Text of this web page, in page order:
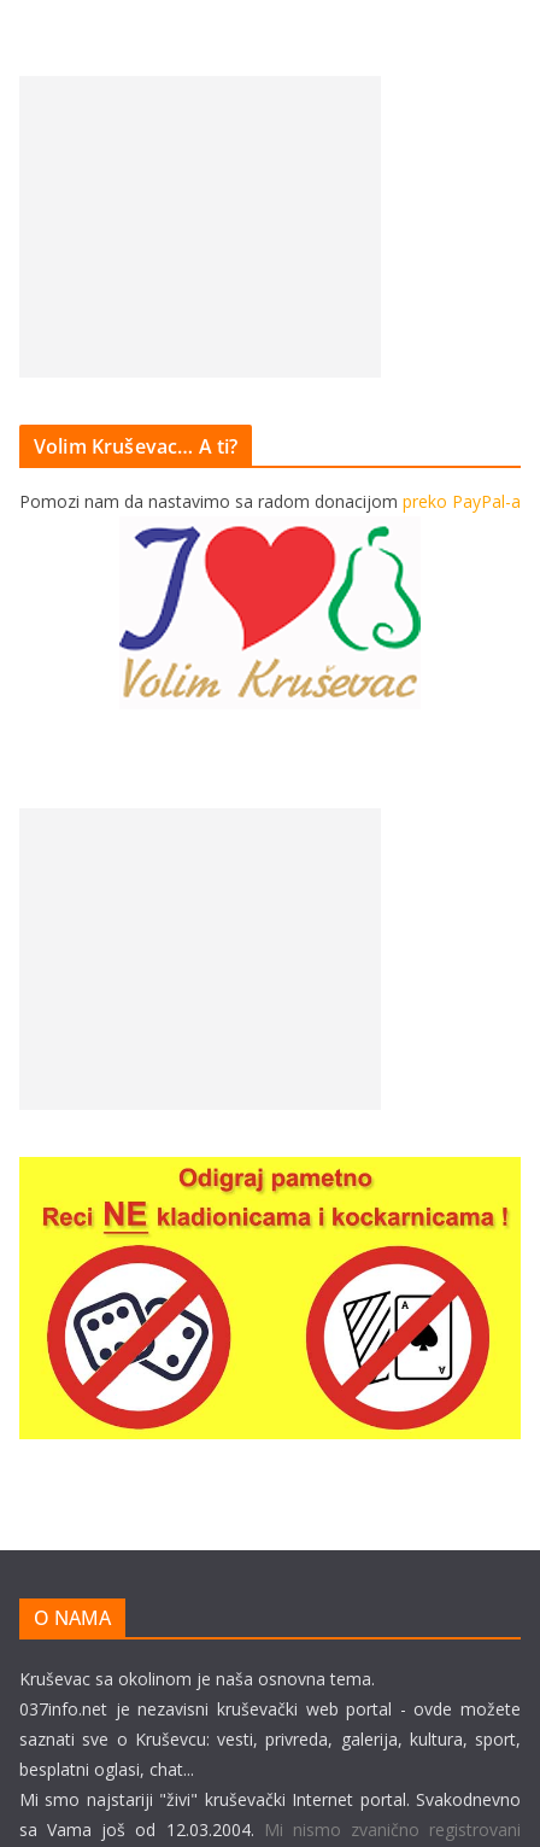
Volim Kruševac… A ti?
Pomozi nam da nastavimo sa radom donacijom preko PayPal-a
O NAMA
Kruševac sa okolinom je naša osnovna tema.
037info.net je nezavisni kruševački web portal - ovde možete
saznati sve o Kruševcu: vesti, privreda, galerija, kultura, sport,
besplatni oglasi, chat...
Mi smo najstariji "živi" kruševački Internet portal. Svakodnevno
sa Vama još od 12.03.2004. Mi nismo zvanično registrovani